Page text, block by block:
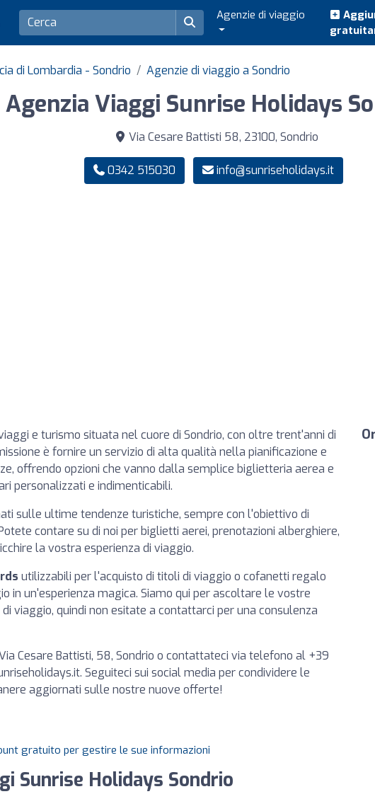
Agenzie di viaggio
di Lombardia - Sondrio Agenzie di viaggio a Sondrio
Agenzia Viaggi Sunrise Holidays
Via Cesare Battisti 58, 23100, Sondrio
0342 515030 info@sunriseholidays.it
e turismo situata nel cuore di Sondrio, con oltre trent'anni di
è fornire un servizio di alta qualità nella pianificazione e
offrendo opzioni che vanno dalla semplice biglietteria aerea e
personalizzati e indimenticabili.
sulle ultime tendenze turistiche, sempre con l'obiettivo di
contare su di noi per biglietti aerei, prenotazioni alberghiere,
la vostra esperienza di viaggio.
utilizzabili per l'acquisto di titoli di viaggio o cofanetti regalo
in un'esperienza magica. Siamo qui per ascoltare le vostre
viaggio, quindi non esitate a contattarci per una consulenza
Cesare Battisti, 58, Sondrio o contattateci via telefono al +39
. Seguiteci sui social media per condividere le
aggiornati sulle nostre nuove offerte!
gratuito per gestire le sue informazioni
Sunrise Holidays Sondrio